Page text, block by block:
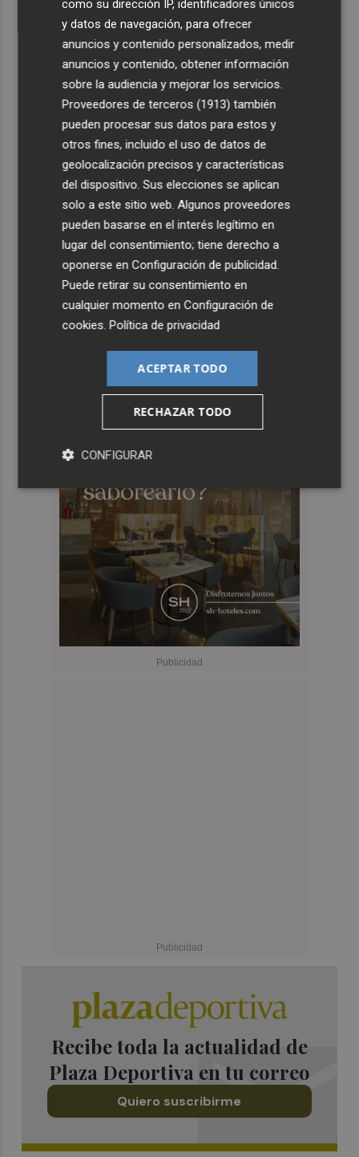
Recibe toda la actualidad de
Plaza Deportiva en tu correo
Quiero suscribirme
como su dirección IP, identificadores únicos
y datos de navegación, para ofrecer
anuncios y contenido personalizados, medir
anuncios y contenido, obtener información
sobre la audiencia y mejorar los servicios.
Proveedores de terceros (1913) también
pueden procesar sus datos para estos y
otros fines, incluido el uso de datos de
geolocalización precisos y características
del dispositivo. Sus elecciones se aplican
solo a este sitio web. Algunos proveedores
pueden basarse en el interés legítimo en
lugar del consentimiento; tiene derecho a
oponerse enConfiguración de publicidad
Puede retirar su consentimiento en
cualquier momento enConfiguración de
cookies .Política de privacidad
ACEPTAR TODO
RECHAZAR TODO
CONFIGURAR